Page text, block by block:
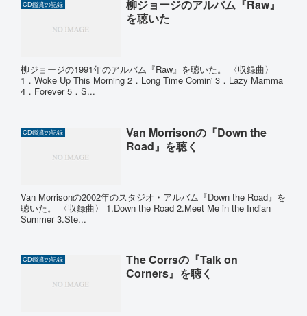
CD鑑賞の記録
柳ジョージのアルバム『Raw』
を聴いた
柳ジョージの1991年のアルバム『Raw』を聴いた。 〈収録曲〉
1．Woke Up This Morning 2．Long Time Comin' 3．Lazy Mamma
4．Forever 5．S...
CD鑑賞の記録
Van Morrisonの『Down the
Road』を聴く
Van Morrisonの2002年のスタジオ・アルバム『Down the Road』を
聴いた。 〈収録曲〉 1.Down the Road 2.Meet Me in the Indian
Summer 3.Ste...
CD鑑賞の記録
The Corrsの『Talk on
Corners』を聴く